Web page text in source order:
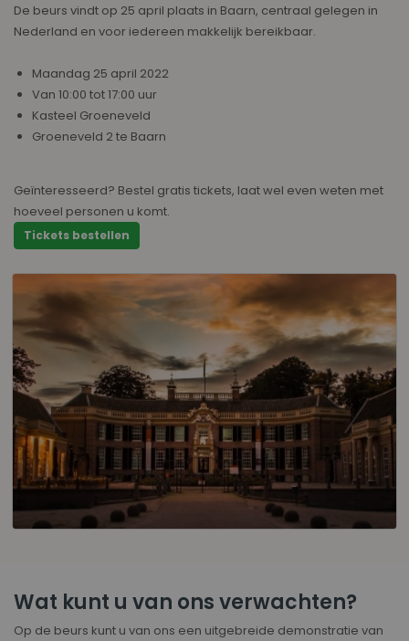
De beurs vindt op 25 april plaats in Baarn, centraal gelegen in
Nederland en voor iedereen makkelijk bereikbaar.
Maandag 25 april 2022
Van 10:00 tot 17:00 uur
Kasteel Groeneveld
Groeneveld 2 te Baarn
Geïnteresseerd? Bestel gratis tickets, laat wel even weten met
hoeveel personen u komt.
Tickets bestellen
Wat kunt u van ons verwachten?
Op de beurs kunt u van ons een uitgebreide demonstratie van